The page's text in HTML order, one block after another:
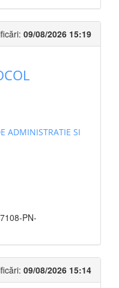
09/08/2026 15:19
ADMINISTRATIE SI
PN-
09/08/2026 15:14